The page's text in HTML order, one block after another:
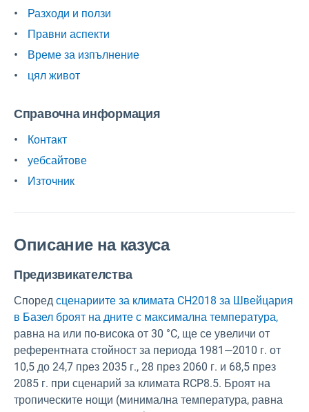
Разходи и ползи
Правни аспекти
Време за изпълнение
цял живот
Справочна информация
Контакт
уебсайтове
Източник
Описание на казуса
Предизвикателства
Според сценариите за климата CH2018 за Швейцария
в Базел броят на дните с максимална температура,
равна на или по-висока от 30 °C, ще се увеличи от
референтната стойност за периода 1981—2010 г. от
10,5 до 24,7 през 2035 г., 28 през 2060 г. и 68,5 през
2085 г. при сценарий за климата RCP8.5. Броят на
тропическите нощи (минимална температура, равна